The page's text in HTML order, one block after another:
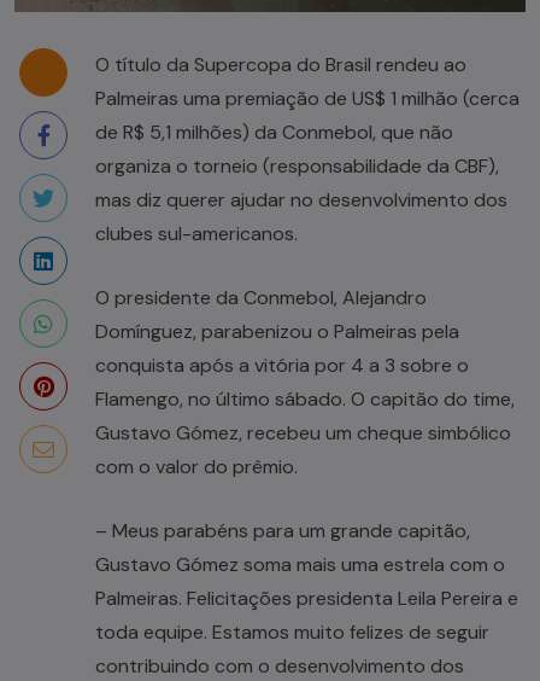
O título da Supercopa do Brasil rendeu ao
Palmeiras uma premiação de US$ 1 milhão (cerca
de R$ 5,1 milhões) da Conmebol, que não
organiza o torneio (responsabilidade da CBF),
mas diz querer ajudar no desenvolvimento dos
clubes sul-americanos.
O presidente da Conmebol, Alejandro
Domínguez, parabenizou o Palmeiras pela
conquista após a vitória por 4 a 3 sobre o
Flamengo, no último sábado. O capitão do time,
Gustavo Gómez, recebeu um cheque simbólico
com o valor do prêmio.
– Meus parabéns para um grande capitão,
Gustavo Gómez soma mais uma estrela com o
Palmeiras. Felicitações presidenta Leila Pereira e
toda equipe. Estamos muito felizes de seguir
contribuindo com o desenvolvimento dos